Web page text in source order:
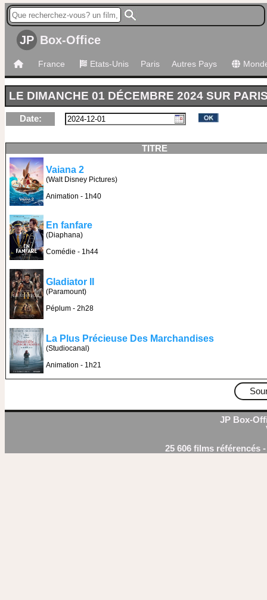
JP Box-Office
France Etats-Unis Paris Autres Pays
LE DIMANCHE 01 DÉCEMBRE 2024 SUR
Date:
TITRE
Vaiana 2
(Walt Disney Pictures)
Animation - 1h40
En fanfare
(Diaphana)
Comédie - 1h44
Gladiator II
(Paramount)
Péplum - 2h28
La Plus Précieuse Des Marchandises
(Studiocanal)
Animation - 1h21
JP Box-
25 606 films référencés